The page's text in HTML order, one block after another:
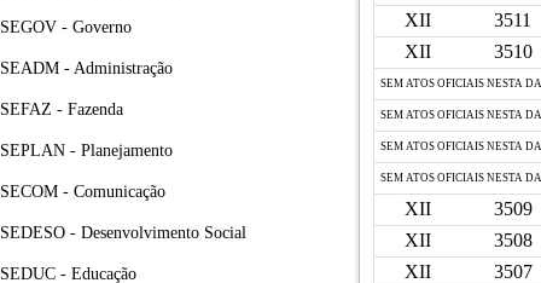
SEGOV - Governo
SEADM - Administração
SEFAZ - Fazenda
SEPLAN - Planejamento
SECOM - Comunicação
SEDESO - Desenvolvimento Social
SEDUC - Educação
XII
3511
XII
3510
SEM ATOS OFICIAIS NESTA
SEM ATOS OFICIAIS NESTA
SEM ATOS OFICIAIS NESTA
SEM ATOS OFICIAIS NESTA
XII
3509
XII
3508
XII
3507